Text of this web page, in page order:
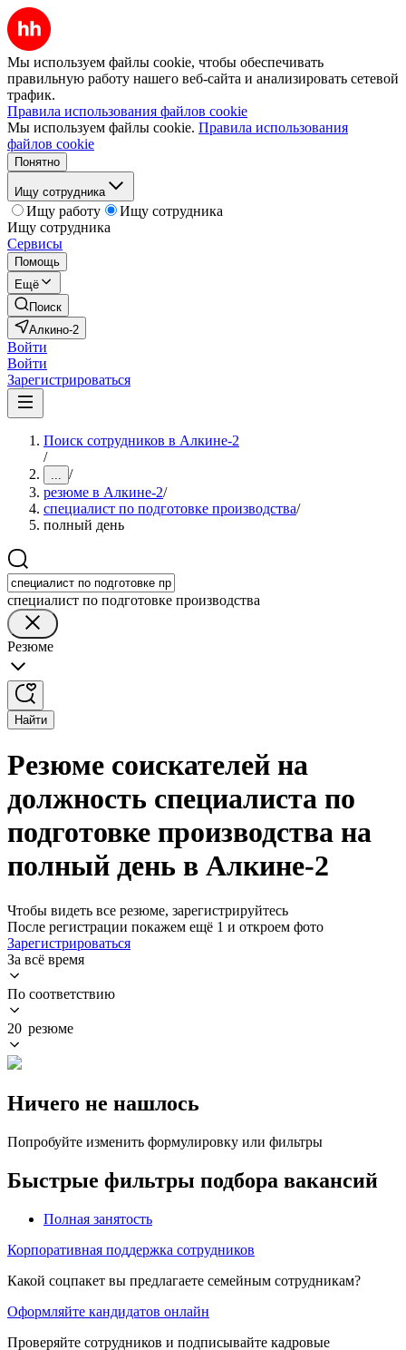
Мы используем файлы cookie, чтобы обеспечивать
правильную работу нашего веб-сайта и анализировать сетевой
трафик.
Правила использования файлов cookie
Мы используем файлы cookie. Правила использования
файлов cookie
Понятно
Ищу сотрудника
Ищу работу
Ищу сотрудника
Ищу сотрудника
Сервисы
Помощь
Ещё
Поиск
Алкино-2
Войти
Войти
Зарегистрироваться
Поиск сотрудников в Алкине-2
/
... /
резюме в Алкине-2/
специалист по подготовке производства/
полный день
специалист по подготовке производства
Резюме
Найти
Резюме соискателей на
должность специалиста по
подготовке производства на
полный день в Алкине-2
Чтобы видеть все резюме, зарегистрируйтесь
После регистрации покажем ещё 1 и откроем фото
Зарегистрироваться
За всё время
По соответствию
20 резюме
Ничего не нашлось
Попробуйте изменить формулировку или фильтры
Быстрые фильтры подбора вакансий
Полная занятость
Корпоративная поддержка сотрудников
Какой соцпакет вы предлагаете семейным сотрудникам?
Оформляйте кандидатов онлайн
Проверяйте сотрудников и подписывайте кадровые